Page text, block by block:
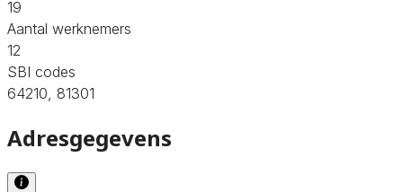
19
Aantal werknemers
12
SBI codes
64210, 81301
Adresgegevens